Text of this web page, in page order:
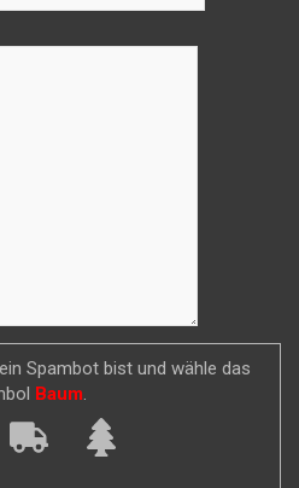
Spambot bist und wähle das
Baum.